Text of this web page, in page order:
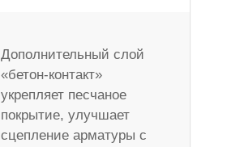
Дополнительный слой
«бетон-контакт»
укрепляет песчаное
покрытие, улучшает
сцепление арматуры с